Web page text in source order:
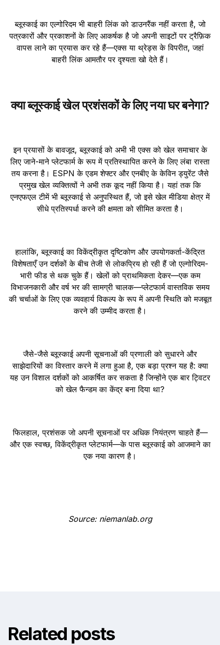
ब्लूस्काई का एल्गोरिदम भी बाहरी लिंक को डाउनरैंक नहीं करता है, जो
पत्रकारों और प्रकाशनों के लिए आकर्षक है जो अपनी साइटों पर ट्रैफ़िक
वापस लाने का प्रयास कर रहे हैं—एक्स या थ्रेड्स के विपरीत, जहां
बाहरी लिंक आमतौर पर दृश्यता खो देते हैं।
क्या ब्लूस्काई खेल प्रशंसकों के लिए नया घर बनेगा?
इन प्रयासों के बावजूद, ब्लूस्काई को अभी भी एक्स को खेल समाचार के
लिए जाने-माने प्लेटफार्म के रूप में प्रतिस्थापित करने के लिए लंबा रास्ता
तय करना है। ESPN के एडम शेफ्टर और एनबीए के केविन ड्‍युरेंट जैसे
प्रमुख खेल व्यक्तित्वों ने अभी तक कूद नहीं किया है। यहां तक कि
एनएफएल टीमें भी ब्लूस्काई से अनुपस्थित हैं, जो इसे खेल मीडिया क्षेत्र में
सीधे प्रतिस्पर्धा करने की क्षमता को सीमित करता है।
हालांकि, ब्लूस्काई का विकेंद्रीकृत दृष्टिकोण और उपयोगकर्ता-केंद्रित
विशेषताएँ उन दर्शकों के बीच तेजी से लोकप्रिय हो रही हैं जो एल्गोरिदम-
भारी फीड से थक चुके हैं। खेलों को प्राथमिकता देकर—एक कम
विभाजनकारी और वर्ष भर की सामग्री चालक—प्लेटफार्म वास्तविक समय
की चर्चाओं के लिए एक व्यवहार्य विकल्प के रूप में अपनी स्थिति को मजबूत
करने की उम्मीद करता है।
जैसे-जैसे ब्लूस्काई अपनी सूचनाओं की प्रणाली को सुधारने और
साझेदारियों का विस्तार करने में लगा हुआ है, एक बड़ा प्रश्न यह है: क्या
यह उन विशाल दर्शकों को आकर्षित कर सकता है जिन्होंने एक बार ट्विटर
को खेल फैन्डम का केंद्र बना दिया था?
फिलहाल, प्रशंसक जो अपनी सूचनाओं पर अधिक नियंत्रण चाहते हैं—
और एक स्वच्छ, विकेंद्रीकृत प्लेटफार्म—के पास ब्लूस्काई को आजमाने का
एक नया कारण है।
Source: niemanlab.org
Related posts